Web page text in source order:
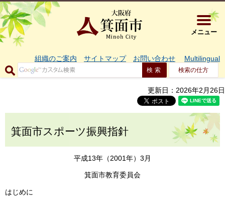
大阪府箕
メニュー
組織のご案内 サイトマップ お問い合わせ Multilingual
検索の仕方
更新日：2026年2月26日
箕面市スポーツ振興指針
平成13年（2001年）3月
箕面市教育委員会
はじめに